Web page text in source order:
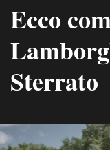
Ecco
Sterrato